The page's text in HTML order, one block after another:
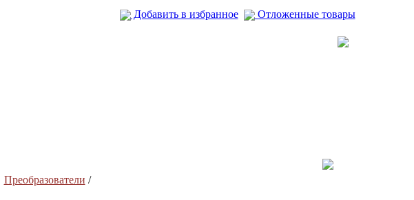
Добавить в избранное Отложенные товары
Преобразователи /